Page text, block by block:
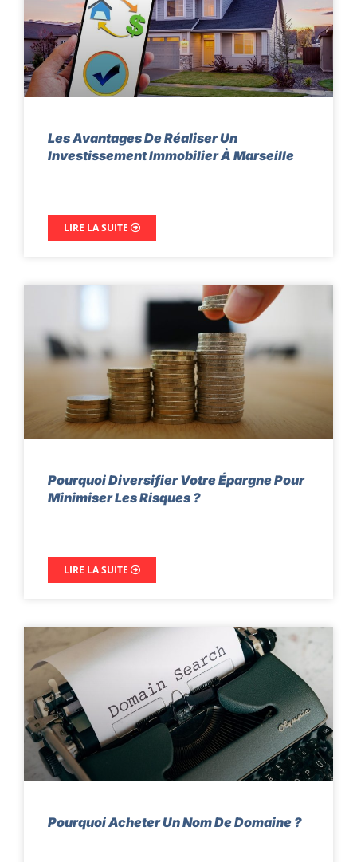
Les Avantages De Réaliser Un
Investissement Immobilier À Marseille
LIRE LA SUITE
Pourquoi Diversifier Votre Épargne Pour
Minimiser Les Risques ?
LIRE LA SUITE
Pourquoi Acheter Un Nom De Domaine ?